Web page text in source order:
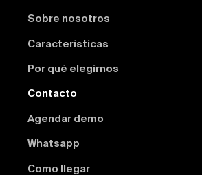
Sobre nosotros
Características
Por qué elegirnos
Contacto
Agendar demo
Whatsapp
Como llegar